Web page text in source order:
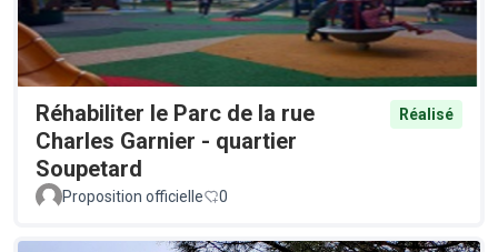
Réhabiliter le Parc de la rue
Charles Garnier - quartier
Soupetard
Réalisé
Proposition officielle 0